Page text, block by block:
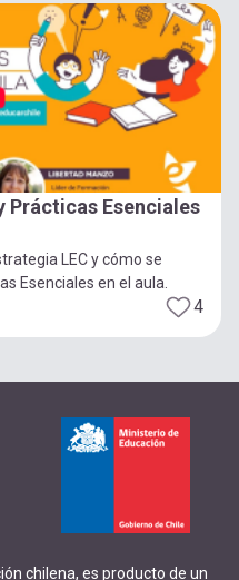
Prácticas Esenciales
LEC y cómo se
Esenciales en el aula.
4
chilena, es producto de un